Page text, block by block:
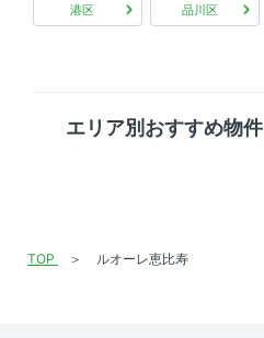
港区 品川区
エリア別おすすめ物件
TOP ルオーレ恵比寿